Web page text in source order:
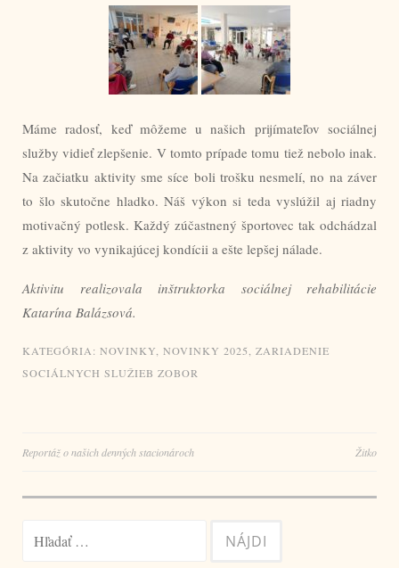
Máme radosť, keď môžeme u našich prijímateľov sociálnej
služby vidieť zlepšenie. V tomto prípade tomu tiež nebolo inak.
Na začiatku aktivity sme síce boli trošku nesmelí, no na záver
to šlo skutočne hladko. Náš výkon si teda vyslúžil aj riadny
motivačný potlesk. Každý zúčastnený športovec tak odchádzal
z aktivity vo vynikajúcej kondícii a ešte lepšej nálade.
Aktivitu realizovala inštruktorka sociálnej rehabilitácie
Katarína Balázsová.
KATEGÓRIA: NOVINKY, NOVINKY 2025, ZARIADENIE
SOCIÁLNYCH SLUŽIEB ZOBOR
Navigácia
Reportáž o našich denných stacionároch Žitko
Hľadať: